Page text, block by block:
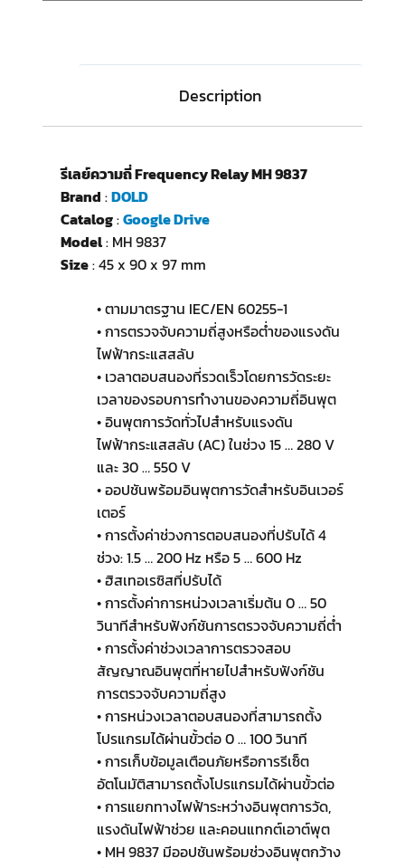
Description
รีเลย์ความถี่ Frequency Relay MH 9837
Brand :DOLD
Catalog:Google Drive
Model: MH 9837
Size: 45 x 90 x 97 mm
• ตามมาตรฐาน IEC/EN 60255-1
• การตรวจจับความถี่สูงหรือต่ำของแรงดัน
ไฟฟ้ากระแสสลับ
• เวลาตอบสนองที่รวดเร็วโดยการวัดระยะ
เวลาของรอบการทำงานของความถี่อินพุต
• อินพุตการวัดทั่วไปสำหรับแรงดัน
ไฟฟ้ากระแสสลับ (AC) ในช่วง 15 … 280 V
และ 30 … 550 V
• ออปชันพร้อมอินพุตการวัดสำหรับอินเวอร์
เตอร์
• การตั้งค่าช่วงการตอบสนองที่ปรับได้ 4
ช่วง: 1.5 … 200 Hz หรือ 5 … 600 Hz
• ฮิสเทอเรซิสที่ปรับได้
• การตั้งค่าการหน่วงเวลาเริ่มต้น 0 … 50
วินาทีสำหรับฟังก์ชันการตรวจจับความถี่ต่ำ
• การตั้งค่าช่วงเวลาการตรวจสอบ
สัญญาณอินพุตที่หายไปสำหรับฟังก์ชัน
การตรวจจับความถี่สูง
• การหน่วงเวลาตอบสนองที่สามารถตั้ง
โปรแกรมได้ผ่านขั้วต่อ 0 … 100 วินาที
• การเก็บข้อมูลเตือนภัยหรือการรีเซ็ต
อัตโนมัติสามารถตั้งโปรแกรมได้ผ่านขั้วต่อ
• การแยกทางไฟฟ้าระหว่างอินพุตการวัด,
แรงดันไฟฟ้าช่วย และคอนแทกต์เอาต์พุต
• MH 9837 มีออปชันพร้อมช่วงอินพุตกว้าง